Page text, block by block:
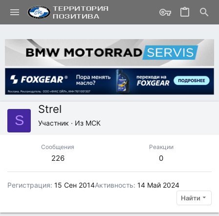
S
Strel
Участник · Из МСК
Сообщения
226
Реакции
0
Регистрация 15 Сен 2014Активность 14 Май 2024
Найти